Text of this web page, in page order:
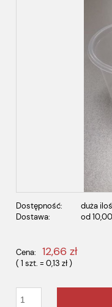
Dostępność:
duża
Dostawa:
od 10,00
Cena nie zawiera
Cena: 12,66 zł
( 1 szt. = 0,13 zł)